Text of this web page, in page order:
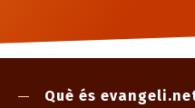
Què és